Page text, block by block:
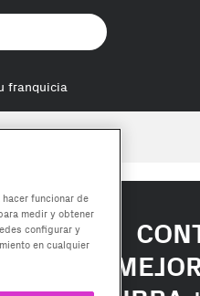
franquicia
funcionar de
medir y obtener
configurar y
en cualquier